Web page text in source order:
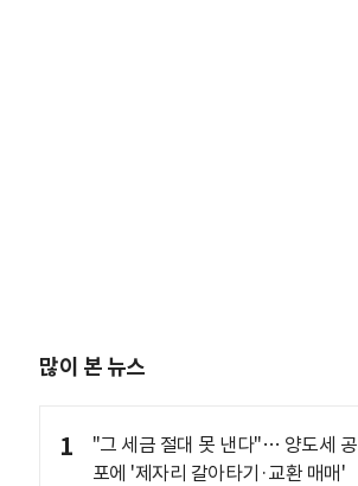
많이 본 뉴스
1
"그 세금 절대 못 낸다"… 양도세 공
포에 '제자리 갈아타기·교환 매매'